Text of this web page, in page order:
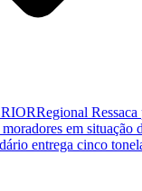
Regional
em situação
entrega cinco